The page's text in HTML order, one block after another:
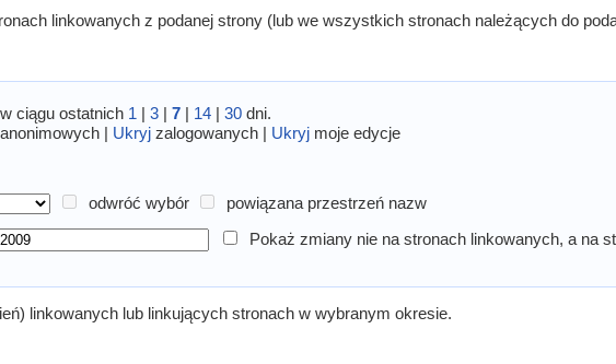
linkowanych z podanej strony (lub we wszystkich stronach należących do
ciągu ostatnich 1 |3 |7 | 14 |30 dni.
anonimowych | Ukryj zalogowanych | Ukryj moje edycje
odwróć wybór
powiązana przestrzeń nazw
Pokaż zmiany nie na stronach linkowanych, a na
linkowanych lub linkujących stronach w wybranym okresie.